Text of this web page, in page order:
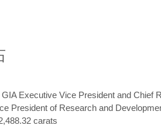
Executive Vice President and Chief
President of Research and
carats